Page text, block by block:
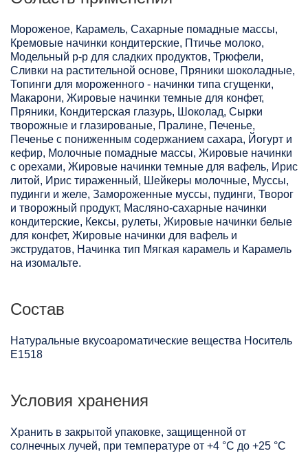
Мороженое, Карамель, Сахарные помадные массы,
Кремовые начинки кондитерские, Птичье молоко,
Модельный р-р для сладких продуктов, Трюфели,
Сливки на растительной основе, Пряники шоколадные,
Топинги для мороженного - начинки типа сгущенки,
Макарони, Жировые начинки темные для конфет,
Пряники, Кондитерская глазурь, Шоколад, Сырки
творожные и глазированые, Пралине, Печенье,
Печенье с пониженным содержанием сахара, Йогурт и
кефир, Молочные помадные массы, Жировые начинки
с орехами, Жировые начинки темные для вафель, Ирис
литой, Ирис тираженный, Шейкеры молочные, Муссы,
пудинги и желе, Замороженные муссы, пудинги, Творог
и творожный продукт, Масляно-сахарные начинки
кондитерские, Кексы, рулеты, Жировые начинки белые
для конфет, Жировые начинки для вафель и
экструдатов, Начинка тип Мягкая карамель и Карамель
на изомальте.
Состав
Натуральные вкусоароматические вещества Носитель
Е1518
Условия хранения
Хранить в закрытой упаковке, защищенной от
солнечных лучей, при температуре от +4 °C до +25 °C